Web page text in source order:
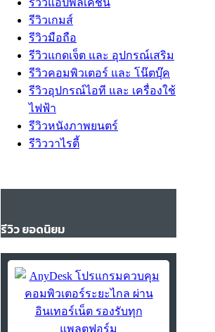
รีวิวแอปพลิเคชัน
รีวิวเกมส์
รีวิวมือถือ
รีวิวแกดเจ็ต และ อุปกรณ์เสริม
รีวิวคอมพิวเตอร์ และ โน๊ตบุ๊ค
รีวิวอุปกรณ์ไอที และ เครื่องใช้
ไฟฟ้า
รีวิวหนังภาพยนตร์
รีวิววาไรตี้
รีวิว ยอดนิยม